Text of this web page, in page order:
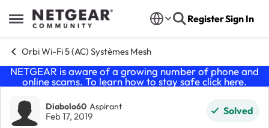
Open Side Menu
Skip to content RegisterSign In
Orbi Wi-Fi 5 (AC) Systèmes Mesh
NETGEAR is aware of a growing number of phone and
online scams. To learn how to stay safe click here.
Forum Discussion
Diabolo60 Aspirant
Feb 17, 2019 Solved